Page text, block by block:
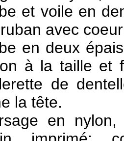
et voile en
avec
en deux
à la taille et
de
la tête.
en